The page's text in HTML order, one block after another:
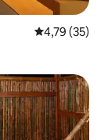
4,79 (35)